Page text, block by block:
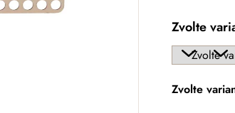
Zvolte
Zvolte